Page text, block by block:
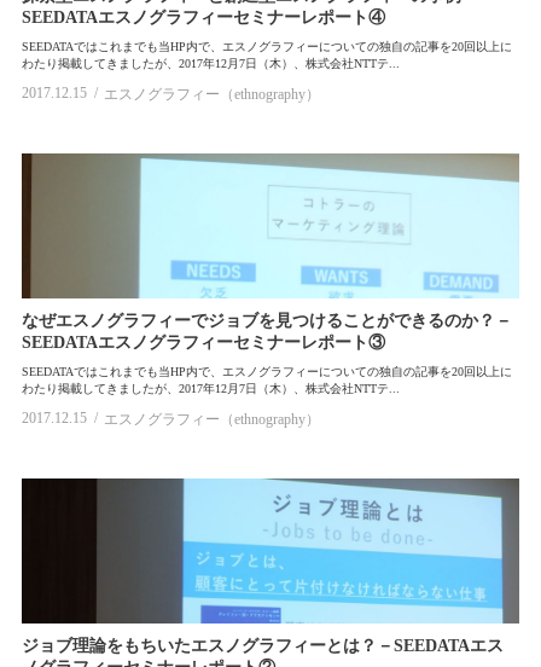
SEEDATAエスノグラフィーセミナーレポート④
SEEDATAではこれまでも当HP内で、エスノグラフィーについての独自の記事を20回以上に
わたり掲載してきましたが、2017年12月7日（木）、株式会社NTTテ...
2017.12.15 エスノグラフィー（ethnography）
なぜエスノグラフィーでジョブを見つけることができるのか？－
SEEDATAエスノグラフィーセミナーレポート③
SEEDATAではこれまでも当HP内で、エスノグラフィーについての独自の記事を20回以上に
わたり掲載してきましたが、2017年12月7日（木）、株式会社NTTテ...
2017.12.15 エスノグラフィー（ethnography）
ジョブ理論をもちいたエスノグラフィーとは？－SEEDATAエス